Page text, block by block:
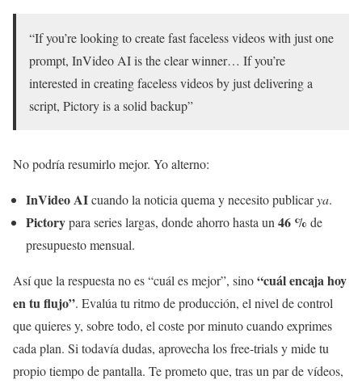
“If you’re looking to create fast faceless videos with just one
prompt, InVideo AI is the clear winner… If you’re
interested in creating faceless videos by just delivering a
script, Pictory is a solid backup”
No podría resumirlo mejor. Yo alterno:
InVideo AIcuando la noticia quema y necesito publicarya.
Pictorypara series largas, donde ahorro hasta un46 % de
presupuesto mensual.
Así que la respuesta no es “cuál es mejor”, sino“cuál encaja hoy
en tu flujo”. Evalúa tu ritmo de producción, el nivel de control
que quieres y, sobre todo, el coste por minuto cuando exprimes
cada plan. Si todavía dudas, aprovecha los free-trials y mide tu
propio tiempo de pantalla. Te prometo que, tras un par de vídeos,